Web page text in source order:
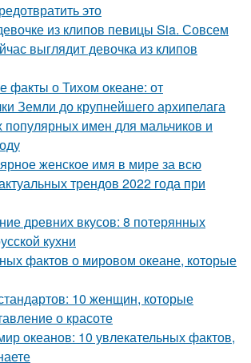
это
из клипов певицы Sia. Совсем
выглядит девочка из клипов
факты о Тихом океане: от
Земли до крупнейшего архипелага
имен для мальчиков и
женское имя в мире за всю
трендов 2022 года при
древних вкусов: 8 потерянных
кухни
фактов о мировом океане, которые
10 женщин, которые
о красоте
океанов: 10 увлекательных фактов,